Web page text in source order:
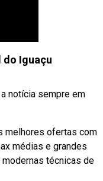
do Iguaçu
notícia sempre em
melhores ofertas com
médias e grandes
técnicas de